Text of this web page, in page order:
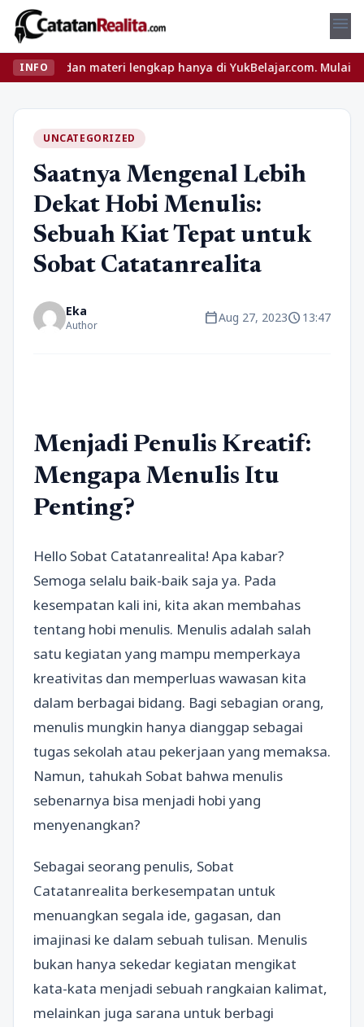
menu
INFO
materi lengkap hanya di YukBelajar.com. Mulai langkah
UNCATEGORIZED
Saatnya Mengenal Lebih
Dekat Hobi Menulis:
Sebuah Kiat Tepat untuk
Sobat Catatanrealita
Eka
Author calendar_todayAug 27, 2023schedule13:47
Menjadi Penulis Kreatif:
Mengapa Menulis Itu
Penting?
Hello Sobat Catatanrealita! Apa kabar?
Semoga selalu baik-baik saja ya. Pada
kesempatan kali ini, kita akan membahas
tentang hobi menulis. Menulis adalah salah
satu kegiatan yang mampu memperkaya
kreativitas dan memperluas wawasan kita
dalam berbagai bidang. Bagi sebagian orang,
menulis mungkin hanya dianggap sebagai
tugas sekolah atau pekerjaan yang memaksa.
Namun, tahukah Sobat bahwa menulis
sebenarnya bisa menjadi hobi yang
menyenangkan?
Sebagai seorang penulis, Sobat
Catatanrealita berkesempatan untuk
menuangkan segala ide, gagasan, dan
imajinasi ke dalam sebuah tulisan. Menulis
bukan hanya sekedar kegiatan mengikat
kata-kata menjadi sebuah rangkaian kalimat,
melainkan juga sarana untuk berbagi